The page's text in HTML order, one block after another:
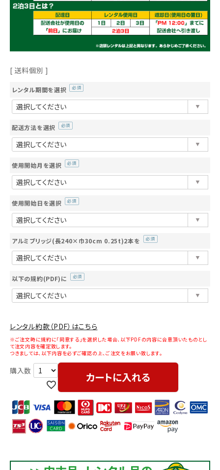
送料個別
レンタル期間を選択
配送方法を選択
須)
使用開始月を選択
須)
使用開始日を選択
須)
アルミブリッジ(長240×巾30cm 0.25t)2本を
以下の規約(PDF)に
レンタル約款（PDF）はこちら
※ご注文時に規約に「同意する」を選択した場合、以下PDFの内容に合意頂いたものとし
て注文内容を確定致します。
つきましては、以下内容を必ずご確認の上、ご注文をお願い致します。
カートに入れる